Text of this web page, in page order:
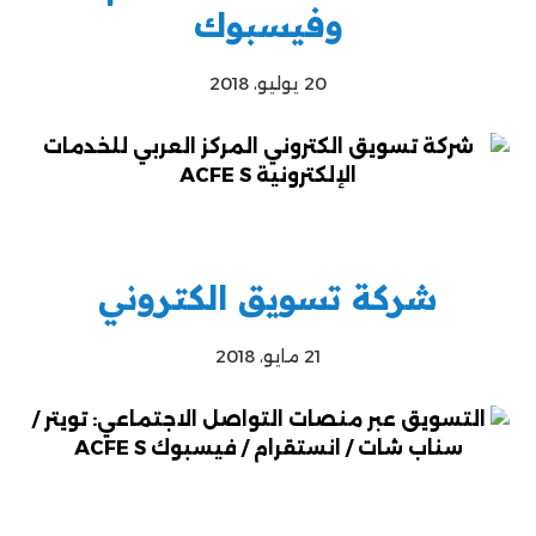
وفيسبوك
20 يوليو، 2018
شركة تسويق الكتروني
21 مايو، 2018